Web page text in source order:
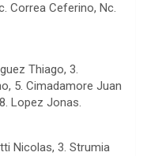
Correa Ceferino, Nc.
Thiago, 3.
5. Cimadamore Juan
Lopez Jonas.
Nicolas, 3. Strumia